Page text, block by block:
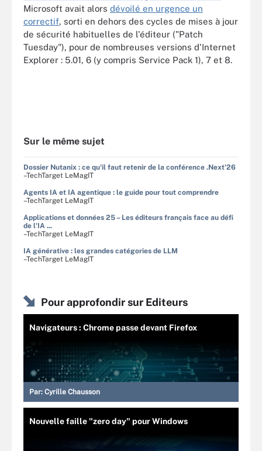
Microsoft avait alors dévoilé en urgence un
correctif, sorti en dehors des cycles de mises à jour
de sécurité habituelles de l'éditeur ("Patch
Tuesday"), pour de nombreuses versions d'Internet
Explorer : 5.01, 6 (y compris Service Pack 1), 7 et 8.
Sur le même sujet
Dossier Nutanix : ce qu'il faut retenir de la conférence .Next'26
–TechTarget LeMagIT
Agents IA et IA agentique : le guide pour tout comprendre
–TechTarget LeMagIT
Applications et données 25 – Les éditeurs français face au défi
de l'IA ...
–TechTarget LeMagIT
IA générative : les grandes catégories de LLM
–TechTarget LeMagIT
Pour approfondir sur Editeurs
Navigateurs : Chrome passe devant Firefox
Par: Cyrille Chausson
Nouvelle faille "zero day" pour Windows